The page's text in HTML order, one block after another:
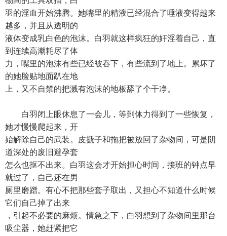
羽的淫血开始沸腾。她嘴里的精液已经混合了唾液变得越来
越多，并且从透明的
液体变成乳白色的泡沫。白羽就这样疯狂的奸淫着自己，直
到连续高潮耗尽了体
力，嘴里的泡沫有些已经被吞下，有些流到了地上。累坏了
的她脸贴地面趴在地
上，又不自禁的把溅有泡沫的地板舔了个干净。
白羽闭上眼休息了一会儿，等到体力得到了一些恢复，
她才慢慢爬起来，开
始解除自己的武装。皮搋子和拖把被放回了杂物间，可是阴
道深处的废旧避孕套
怎么也抠不出来。白羽这会才开始担心时间，接班的钟点早
就过了，自己还在男
厕里磨蹭。有心不把那些套子取出，又担心不知道什么时候
它们自己掉了出来
，引起不必要的麻烦。情急之下，白羽想到了杂物间里那台
吸尘器，她赶紧把它